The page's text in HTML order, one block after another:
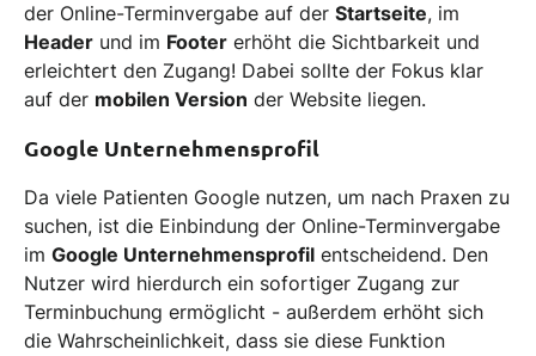
der Online-Terminvergabe auf der Startseite, im
Header und im Footer erhöht die Sichtbarkeit und
erleichtert den Zugang! Dabei sollte der Fokus klar
auf der mobilen Version der Website liegen.
Google Unternehmensprofil
Da viele Patienten Google nutzen, um nach Praxen zu
suchen, ist die Einbindung der Online-Terminvergabe
im Google Unternehmensprofil entscheidend. Den
Nutzer wird hierdurch ein sofortiger Zugang zur
Terminbuchung ermöglicht - außerdem erhöht sich
die Wahrscheinlichkeit, dass sie diese Funktion